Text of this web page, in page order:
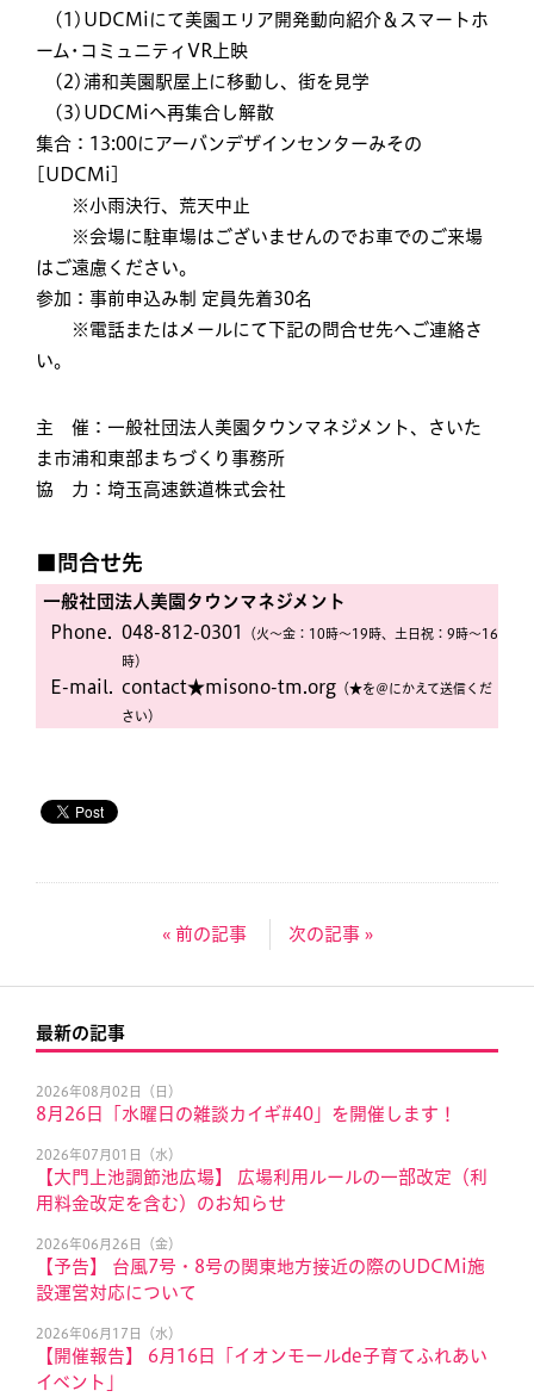
(1)UDCMiにて美園エリア開発動向紹介＆スマートホ
ーム･コミュニティVR上映
(2)浦和美園駅屋上に移動し、街を見学
(3)UDCMiへ再集合し解散
集合：13:00にアーバンデザインセンターみその
[UDCMi]
※小雨決行、荒天中止
※会場に駐車場はございませんのでお車でのご来場
はご遠慮ください。
参加：事前申込み制 定員先着30名
※電話またはメールにて下記の問合せ先へご連絡さ
い。
主 催：一般社団法人美園タウンマネジメント、さいた
ま市浦和東部まちづくり事務所
協 力：埼玉高速鉄道株式会社
■問合せ先
一般社団法人美園タウンマネジメント
Phone. 048-812-0301 （火〜金：10時〜19時、土日祝：9時〜16
時）
E-mail. contact★misono-tm.org （★を＠にかえて送信くだ
さい）
« 前の記事 次の記事 »
最新の記事
2026年08月02日（日）
8月26日「水曜日の雑談カイギ#40」を開催します！
2026年07月01日（水）
【大門上池調節池広場】 広場利用ルールの一部改定（利
用料金改定を含む）のお知らせ
2026年06月26日（金）
【予告】 台風7号・8号の関東地方接近の際のUDCMi施
設運営対応について
2026年06月17日（水）
【開催報告】 6月16日「イオンモールde子育てふれあい
イベント」